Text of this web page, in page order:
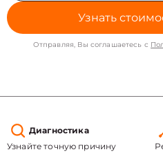
Узнать
Отправляя, Вы соглашаетесь с
Диагностика
Узнайте точную причину